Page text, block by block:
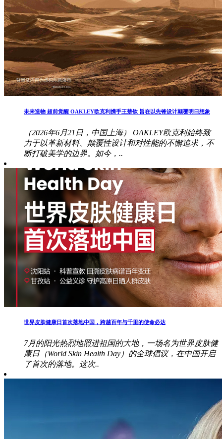
未来造物 超前觉醒 OAKLEY欧克利携手王楚钦 旨在以先锋设计颠覆明日想象
（2026年6月21日，中国上海） OAKLEY欧克利始终致
力于以革新材料、颠覆性设计和对性能的不懈追求，不
断打破美学的边界。如今，..
世界皮肤健康日首次落地中国，跨越百年与千里的使命必达
7月的阳光热烈地照进祖国的大地，一场名为世界皮肤健
康日（World Skin Health Day）的全球倡议，在中国开启
了首次的落地。这次..